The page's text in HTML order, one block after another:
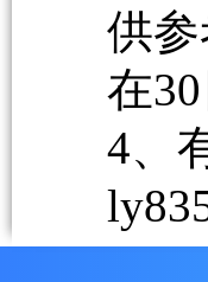
供
在30
4、